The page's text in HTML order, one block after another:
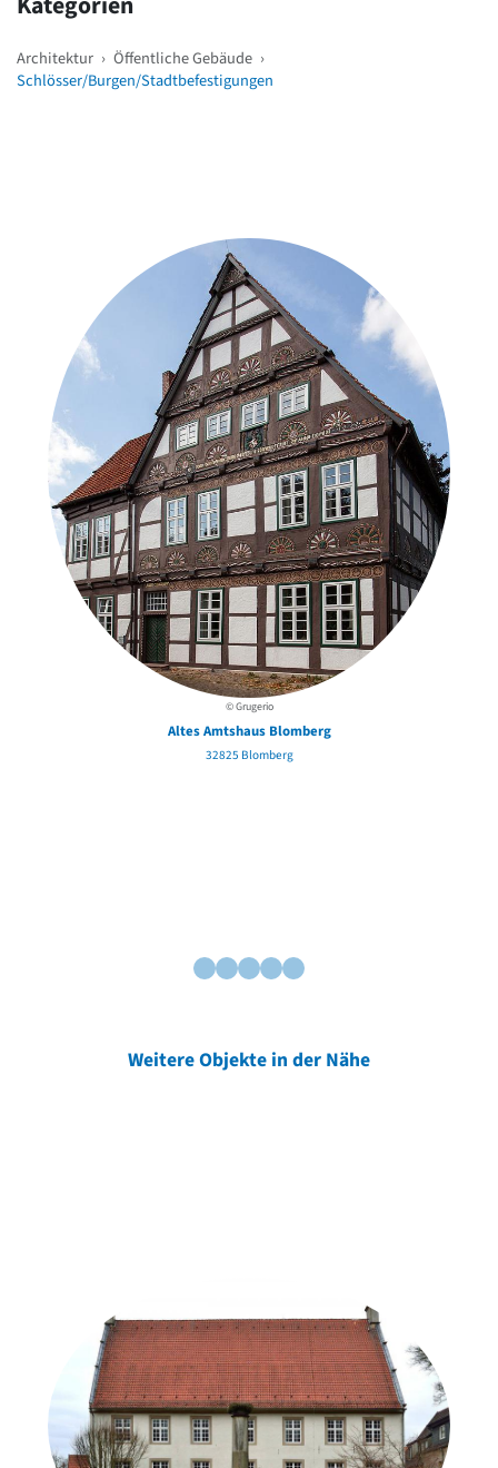
Architektur › Öffentliche Gebäude ›
Schlösser/Burgen/Stadtbefestigungen
© Grugerio
Altes Amtshaus Blomberg
32825 Blomberg
Weitere Objekte in der Nähe